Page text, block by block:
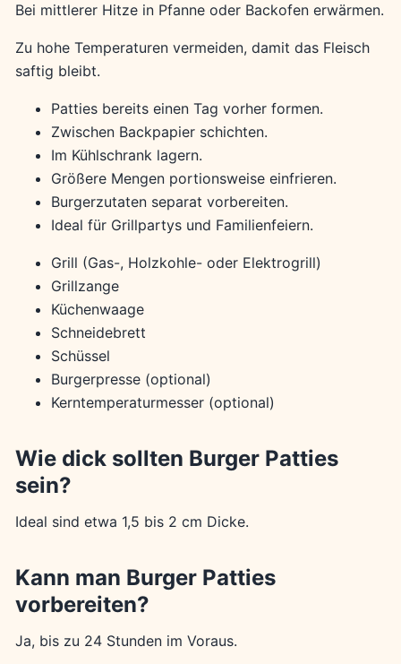
Bei mittlerer Hitze in Pfanne oder Backofen erwärmen.
Zu hohe Temperaturen vermeiden, damit das Fleisch
saftig bleibt.
Patties bereits einen Tag vorher formen.
Zwischen Backpapier schichten.
Im Kühlschrank lagern.
Größere Mengen portionsweise einfrieren.
Burgerzutaten separat vorbereiten.
Ideal für Grillpartys und Familienfeiern.
Grill (Gas-, Holzkohle- oder Elektrogrill)
Grillzange
Küchenwaage
Schneidebrett
Schüssel
Burgerpresse (optional)
Kerntemperaturmesser (optional)
Wie dick sollten Burger Patties
sein?
Ideal sind etwa 1,5 bis 2 cm Dicke.
Kann man Burger Patties
vorbereiten?
Ja, bis zu 24 Stunden im Voraus.